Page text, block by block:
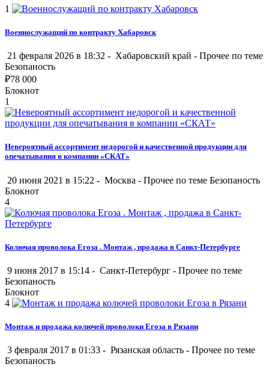
1
Военнослужащий по контракту Хабаровск
21 февраля 2026 в 18:32 - Хабаровский край - Прочее по теме
Безопаность
₽78 000
Блокнот
1
Невероятный ассортимент недорогой и качественной продукции для
опечатывания в компании «СКАТ»
20 июня 2021 в 15:22 - Москва - Прочее по теме Безопаность
Блокнот
4
Колючая проволока Егоза . Монтаж , продажа в Санкт-Петербурге
9 июня 2017 в 15:14 - Санкт-Петербург - Прочее по теме
Безопаность
Блокнот
4
Монтаж и продажа колючей проволоки Егоза в Рязани
3 февраля 2017 в 01:33 - Рязанская область - Прочее по теме
Безопаность